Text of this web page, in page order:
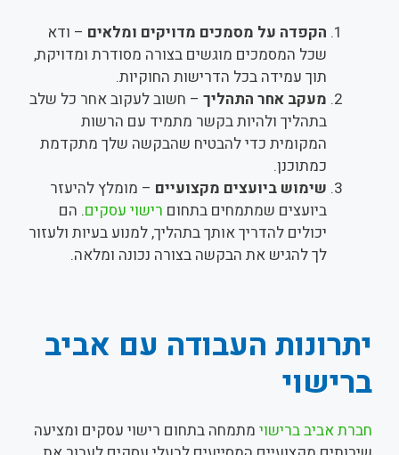
הקפדה על מסמכים מדויקים ומלאים – ודא
שכל המסמכים מוגשים בצורה מסודרת ומדויקת,
תוך עמידה בכל הדרישות החוקיות.
מעקב אחר התהליך – חשוב לעקוב אחר כל שלב
בתהליך ולהיות בקשר מתמיד עם הרשות
המקומית כדי להבטיח שהבקשה שלך מתקדמת
כמתוכנן.
שימוש ביועצים מקצועיים – מומלץ להיעזר
ביועצים שמתמחים בתחום רישוי עסקים. הם
יכולים להדריך אותך בתהליך, למנוע בעיות ולעזור
לך להגיש את הבקשה בצורה נכונה ומלאה.
יתרונות העבודה עם אביב
ברישוי
חברת אביב ברישוי מתמחה בתחום רישוי עסקים ומציעה